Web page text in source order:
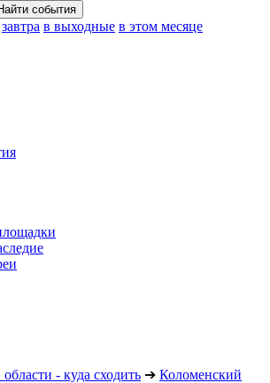
завтра в выходные в этом месяце
- куда сходить ➔ Коломенский